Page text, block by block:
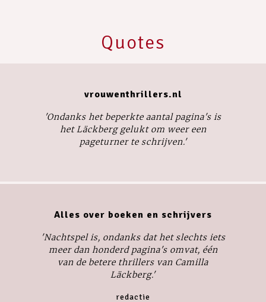
Quotes
vrouwenthrillers.nl
'Ondanks het beperkte aantal pagina's is
het Läckberg gelukt om weer een
pageturner te schrijven.'
Alles over boeken en schrijvers
'Nachtspelis, ondanks dat het slechts iets
meer dan honderd pagina's omvat, één
van de betere thrillers van Camilla
Läckberg.'
redactie